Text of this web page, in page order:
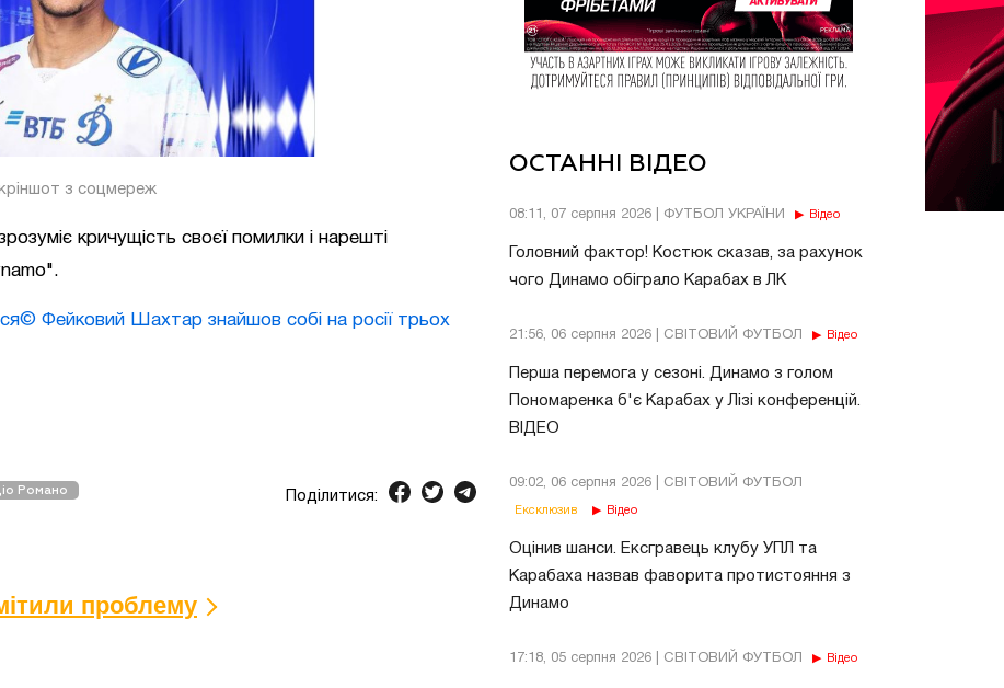
ОСТАННІ ВІДЕО
08:11, 07 серпня 2026 | ФУТБОЛ УКРАЇНИ Відео
Головний фактор! Костюк сказав, за рахунок
чого Динамо обіграло Карабах в ЛК
21:56, 06 серпня 2026 | СВІТОВИЙ ФУТБОЛ Відео
Перша перемога у сезоні. Динамо з голом
Пономаренка б'є Карабах у Лізі конференцій.
ВІДЕО
09:02, 06 серпня 2026 | СВІТОВИЙ ФУТБОЛ
Ексклюзив Відео
Оцінив шанси. Ексгравець клубу УПЛ та
Карабаха назвав фаворита протистояння з
Динамо
17:18, 05 серпня 2026 | СВІТОВИЙ ФУТБОЛ Відео
з соцмереж
кричущість своєї помилки і нарешті
Фейковий Шахтар знайшов собі на росії трьох
Романо Поділитися:
проблему